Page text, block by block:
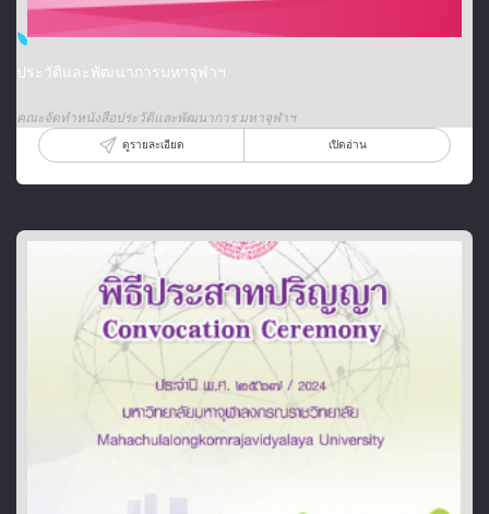
ประวัติและพัฒนาการมหาจุฬาฯ
คณะจัดทำหนังสือประวัติและพัฒนาการ มหาจุฬาฯ
ดูรายละเอียด เปิดอ่าน